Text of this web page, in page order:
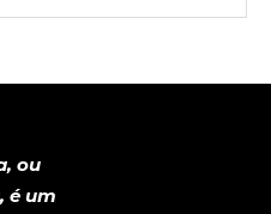
ou
é um